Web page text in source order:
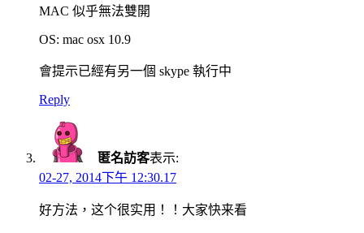
MAC 似乎無法雙開
OS: mac osx 10.9
會提示已經有另一個 skype 執行中
Reply
匿名訪客表示:
02-27, 2014下午 12:30.17
好方法，这个很实用！！大家快来看